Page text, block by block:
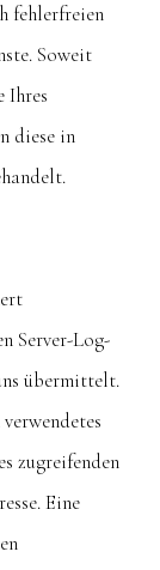
fehlerfreien
Soweit
Ihres
diese in
Server-Log-
übermittelt.
zugreifenden
Eine